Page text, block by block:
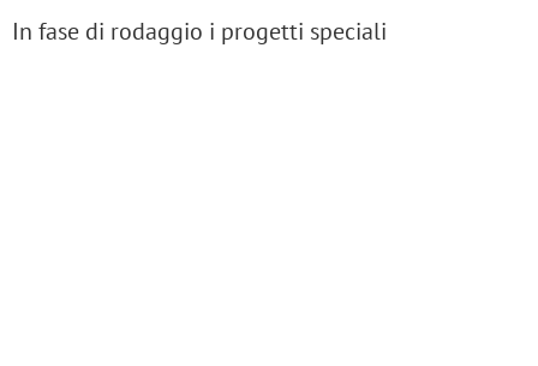
In fase di rodaggio i progetti speciali